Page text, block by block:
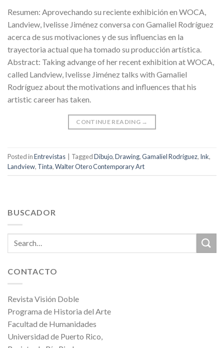
Resumen: Aprovechando su reciente exhibición en WOCA,
Landview, Ivelisse Jiménez conversa con Gamaliel Rodríguez
acerca de sus motivaciones y de sus influencias en la
trayectoria actual que ha tomado su producción artística.
Abstract: Taking advange of her recent exhibition at WOCA,
called Landview, Ivelisse Jiménez talks with Gamaliel
Rodríguez about the motivations and influences that his
artistic career has taken.
CONTINUE READING →
Posted inEntrevistas TaggedDibujo,Drawing,Gamaliel Rodríguez, Ink,
Landview, Tinta,Walter Otero Contemporary Art
BUSCADOR
CONTACTO
Revista Visión Doble
Programa de Historia del Arte
Facultad de Humanidades
Universidad de Puerto Rico,